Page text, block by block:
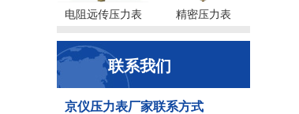
电阻远传压力表 精密压力表
联系我们
京仪压力表厂家联系方式